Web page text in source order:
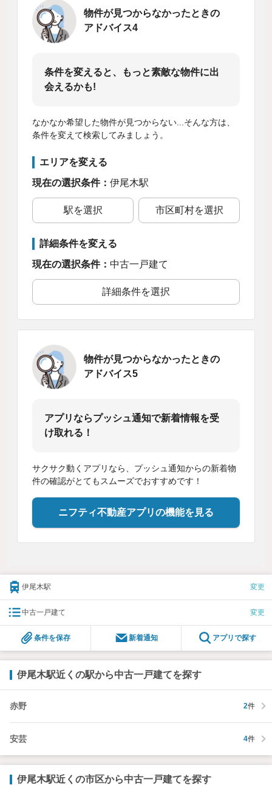
物件が見つからなかったときの
アドバイス4
条件を変えると、もっと素敵な物件に出
会えるかも!
なかなか希望した物件が見つからない...そんな方は、
条件を変えて検索してみましょう。
エリアを変える
現在の選択条件： 伊尾木駅
駅を選択 市区町村を選択
詳細条件を変える
現在の選択条件： 中古一戸建て
詳細条件を選択
物件が見つからなかったときの
アドバイス5
アプリならプッシュ通知で新着情報を受
け取れる！
サクサク動くアプリなら、プッシュ通知からの新着物
件の確認がとてもスムーズでおすすめです！
ニフティ不動産アプリの機能を見る
伊尾木駅 変更
中古一戸建て 変更
条件を保存 新着通知 アプリで探す
伊尾木駅近くの駅から中古一戸建てを探す
赤野 2件
安芸 4件
伊尾木駅近くの市区から中古一戸建てを探す